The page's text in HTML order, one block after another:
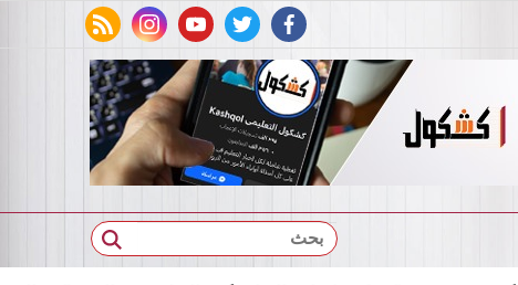
facebook
twitter
youtube
instagram
rss feed
بحث